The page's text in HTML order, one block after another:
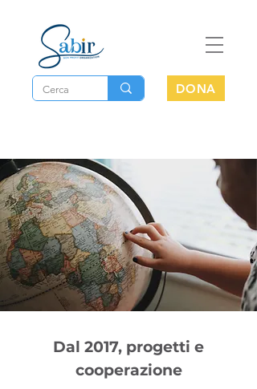
DONA
Dal 2017, progetti e
cooperazione